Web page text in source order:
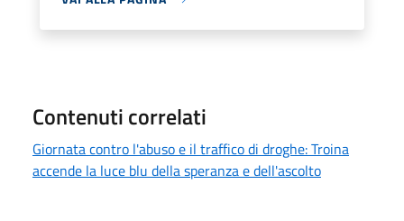
Contenuti correlati
Giornata contro l'abuso e il traffico di droghe: Troina
accende la luce blu della speranza e dell'ascolto